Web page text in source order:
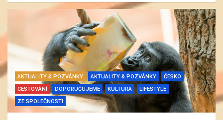
AKTUALITY & POZVÁNKY AKTUALITY & POZVÁNKY
ČESKO
CESTOVÁNÍ
DOPORUČUJEME KULTURA
LIFESTYLE
ZE SPOLEČNOSTI